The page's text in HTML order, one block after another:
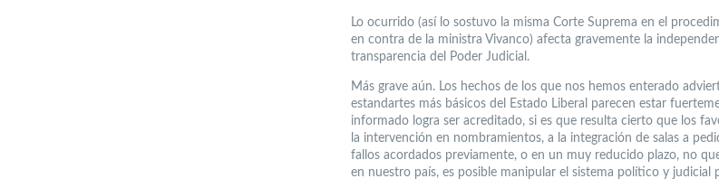
Lo ocurrido (así lo sostuvo la misma Corte Suprema en el
en contra de la ministra Vivanco) afecta gravemente la
transparencia del Poder Judicial.
Más grave aún. Los hechos de los que nos hemos enterado
estandartes más básicos del Estado Liberal parecen estar
informado logra ser acreditado, si es que resulta cierto que los
la intervención en nombramientos, a la integración de salas a
fallos acordados previamente, o en un muy reducido plazo, no
en nuestro país, es posible manipular el sistema político y judicial